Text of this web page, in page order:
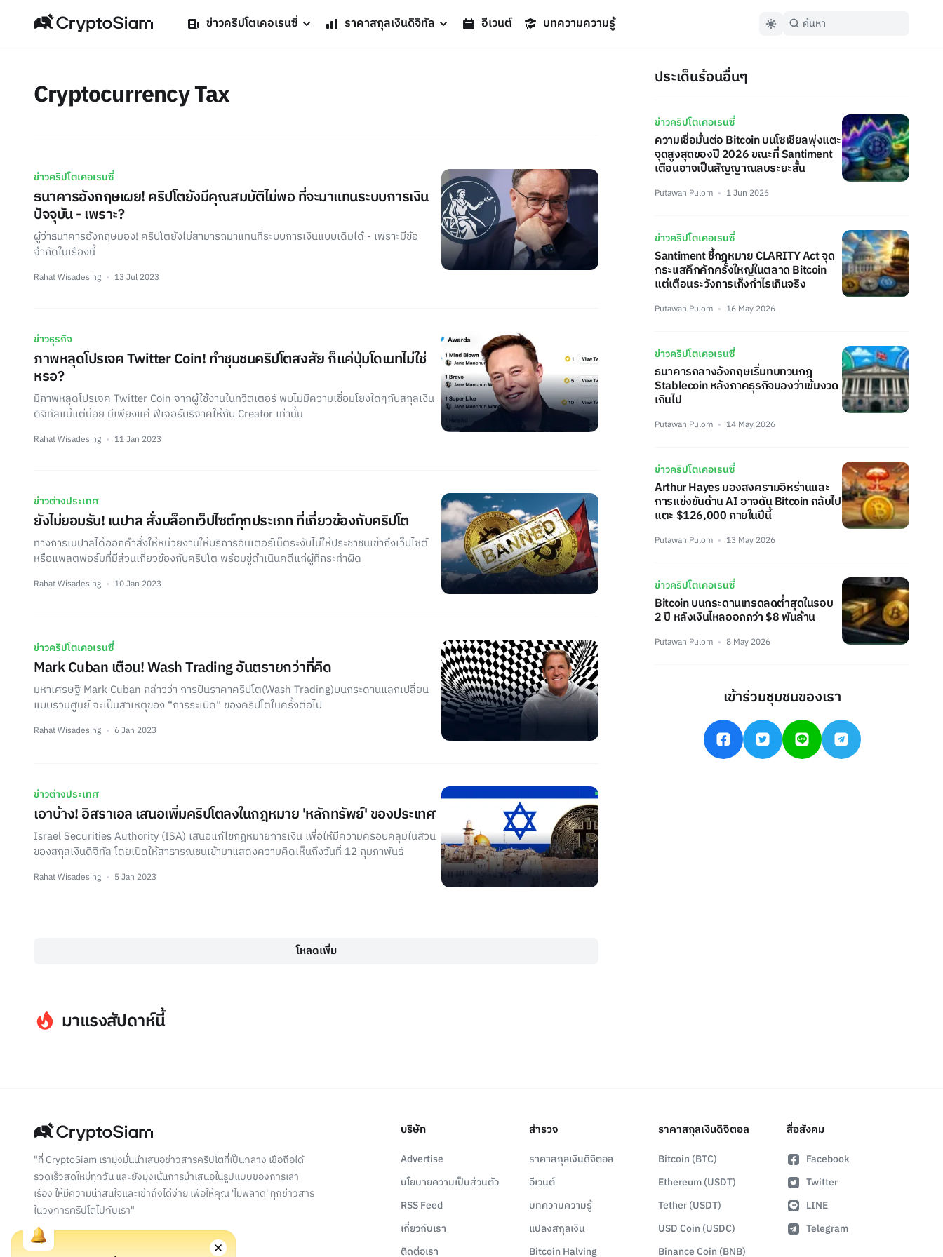
ข่าวคริปโตเคอเรนซี่ ราคาสกุลเงินดิจิทัล อีเวนต์ บทความความรู้
Cryptocurrency Tax
ข่าวคริปโตเคอเรนซี่
ธนาคารอังกฤษเผย! คริปโตยังมีคุณสมบัติไม่พอ ที่จะมาแทนระบบการเงิน
ปัจจุบัน - เพราะ?
ผู้ว่าธนาคารอังกฤษมอง! คริปโตยังไม่สามารถมาแทนที่ระบบการเงินแบบเดิมได้ - เพราะมีข้อ
จำกัดในเรื่องนี้
Rahat Wisadesing 13 Jul 2023
ข่าวธุรกิจ
ภาพหลุดโปรเจค Twitter Coin! ทำชุมชนคริปโตสงสัย ก็แค่ปุ่มโดเนทไม่ใช่
หรอ?
มีภาพหลุดโปรเจค Twitter Coin จากผู้ใช้งานในทวิตเตอร์ พบไม่มีความเชื่อมโยงใดๆกับสกุลเงิน
ดิจิทัลแม้แต่น้อย มีเพียงแค่ ฟีเจอร์บริจาคให้กับ Creator เท่านั้น
Rahat Wisadesing 11 Jan 2023
ข่าวต่างประเทศ
ยังไม่ยอมรับ! เนปาล สั่งบล็อกเว็ปไซต์ทุกประเภท ที่เกี่ยวข้องกับคริปโต
ทางการเนปาลได้ออกคำสั่งให้หน่วยงานให้บริการอินเตอร์เน็ตระงับไม่ให้ประชาชนเข้าถึงเว็ปไซต์
หรือแพลตฟอร์มที่มีส่วนเกี่ยวข้องกับคริปโต พร้อมขู่ดำเนินคดีแก่ผู้ที่กระทำผิด
Rahat Wisadesing 10 Jan 2023
ข่าวคริปโตเคอเรนซี่
Mark Cuban เตือน! Wash Trading อันตรายกว่าที่คิด
มหาเศรษฐี Mark Cuban กล่าวว่า การปั่นราคาคริปโต(Wash Trading)บนกระดานแลกเปลี่ยน
แบบรวมศูนย์ จะเป็นสาเหตุของ “การระเบิด” ของคริปโตในครั้งต่อไป
Rahat Wisadesing 6 Jan 2023
ข่าวต่างประเทศ
เอาบ้าง! อิสราเอล เสนอเพิ่มคริปโตลงในกฎหมาย 'หลักทรัพย์' ของประเทศ
Israel Securities Authority (ISA) เสนอแก้ไขกฎหมายการเงิน เพื่อให้มีความครอบคลุมในส่วน
ของสกุลเงินดิจิทัล โดยเปิดให้สาธารณชนเข้ามาแสดงความคิดเห็นถึงวันที่ 12 กุมภาพันธ์
Rahat Wisadesing 5 Jan 2023
โหลดเพิ่ม
ประเด็นร้อนอื่นๆ
ข่าวคริปโตเคอเรนซี่
ความเชื่อมั่นต่อ Bitcoin บนโซเชียลพุ่งแตะ
จุดสูงสุดของปี 2026 ขณะที่ Santiment
เตือนอาจเป็นสัญญาณลบระยะสั้น
Putawan Pulom 1 Jun 2026
ข่าวคริปโตเคอเรนซี่
Santiment ชี้กฎหมาย CLARITY Act จุด
กระแสคึกคักครั้งใหญ่ในตลาด Bitcoin
แต่เตือนระวังการเก็งกำไรเกินจริง
Putawan Pulom 16 May 2026
ข่าวคริปโตเคอเรนซี่
ธนาคารกลางอังกฤษเริ่มทบทวนกฎ
Stablecoin หลังภาคธุรกิจมองว่าเข้มงวด
เกินไป
Putawan Pulom 14 May 2026
ข่าวคริปโตเคอเรนซี่
Arthur Hayes มองสงครามอิหร่านและ
การแข่งขันด้าน AI อาจดัน Bitcoin กลับไป
แตะ $126,000 ภายในปีนี้
Putawan Pulom 13 May 2026
ข่าวคริปโตเคอเรนซี่
Bitcoin บนกระดานเทรดลดต่ำสุดในรอบ
2 ปี หลังเงินไหลออกกว่า $8 พันล้าน
Putawan Pulom 8 May 2026
เข้าร่วมชุมชนของเรา
มาแรงสัปดาห์นี้
"ที่ CryptoSiam เรามุ่งมั่นนำเสนอข่าวสารคริปโตที่เป็นกลาง เชื่อถือได้
รวดเร็วสดใหม่ทุกวัน และยังมุ่งเน้นการนำเสนอในรูปแบบของการเล่า
เรื่อง ให้มีความน่าสนใจและเข้าถึงได้ง่าย เพื่อให้คุณ 'ไม่พลาด' ทุกข่าวสาร
ในวงการคริปโตไปกับเรา"
บริษัท
Advertise
นโยบายความเป็นส่วนตัว
RSS Feed
เกี่ยวกับเรา
ติดต่อเรา
สำรวจ
ราคาสกุลเงินดิจิตอล
อีเวนต์
บทความความรู้
แปลงสกุลเงิน
Bitcoin Halving
ราคาสกุลเงินดิจิตอล
Bitcoin (BTC)
Ethereum (USDT)
Tether (USDT)
USD Coin (USDC)
Binance Coin (BNB)
สื่อสังคม
Facebook
Twitter
LINE
Telegram